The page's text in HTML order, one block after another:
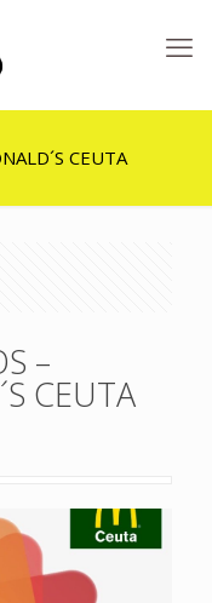
CEUTA
–
CEUTA